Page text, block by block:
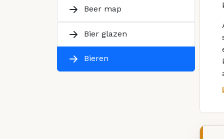
Beer map
Bier glazen
Bieren